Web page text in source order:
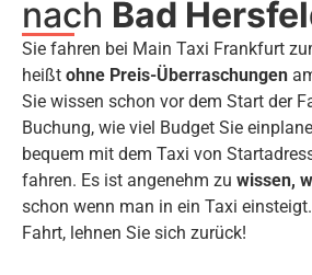
nach Bad
Sie fahren bei Main Taxi Frankfurt
heißt ohne Preis-Überraschungen
Sie wissen schon vor dem Start der
Buchung, wie viel Budget Sie
bequem mit dem Taxi von
fahren. Es ist angenehm zu wissen,
schon wenn man in ein Taxi
Fahrt, lehnen Sie sich zurück!